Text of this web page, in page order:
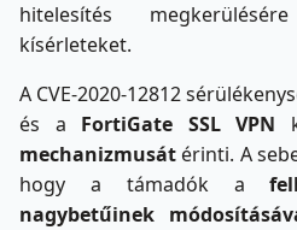
hitelesítés
kísérleteket.
A CVE-2020-12812
és a FortiGate SSL VPN
mechanizmusát érinti. A
hogy a támadók a
nagybetűinek